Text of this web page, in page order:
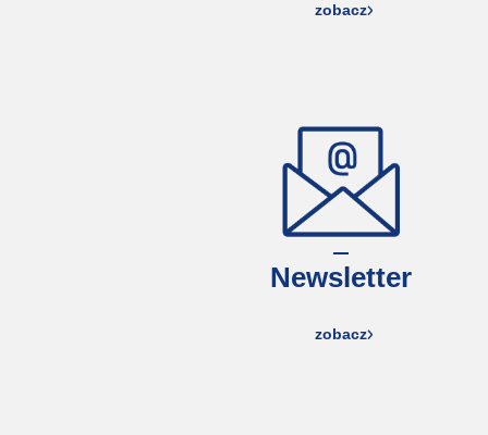
zobacz
Newsletter
zobacz